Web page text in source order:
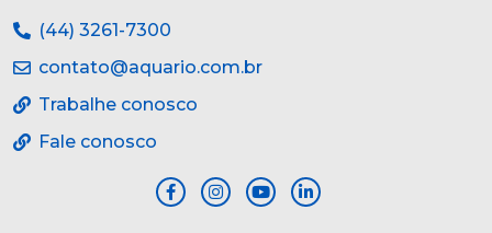
(44) 3261-7300
contato@aquario.com.br
Trabalhe conosco
Fale conosco